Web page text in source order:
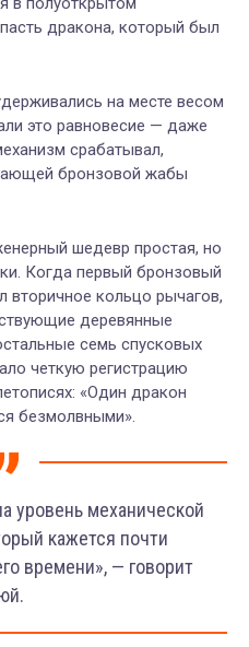
дракона, который был
на месте весом
это равновесие — даже
срабатывал,
бронзовой жабы
шедевр простая, но
Когда первый бронзовый
вторичное кольцо рычагов,
деревянные
семь спусковых
четкую регистрацию
«Один дракон
безмолвными».
уровень механической
кажется почти
времени», — говорит